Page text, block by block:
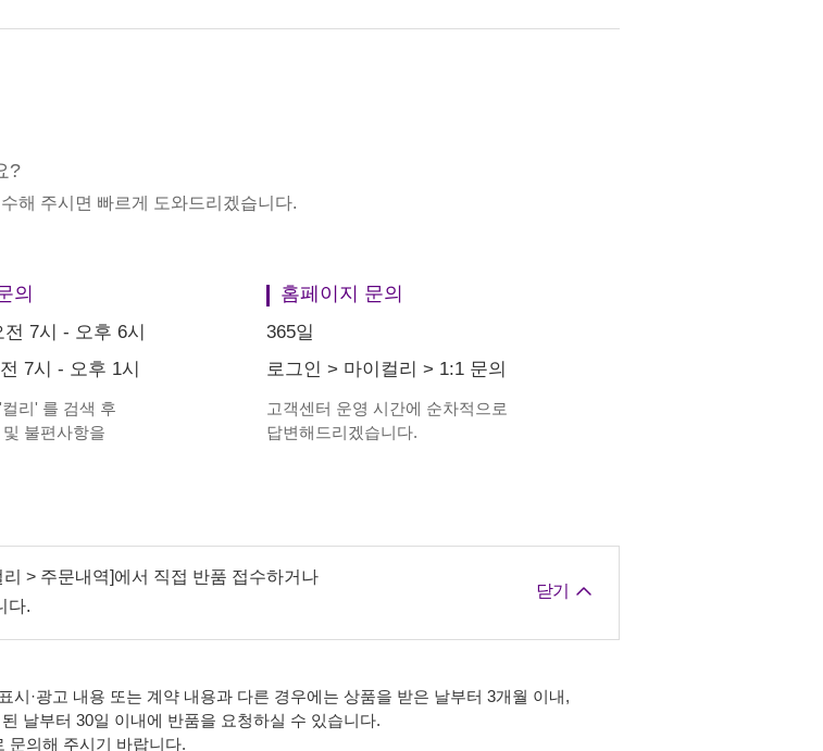
?
해 주시면 빠르게 도와드리겠습니다.
의
7시 - 오후 6시
7시 - 오후 1시
'컬리' 를 검색 후
불편사항을
홈페이지 문의
365일
로그인 > 마이컬리 > 1:1 문의
고객센터 운영 시간에 순차적으로
답변해드리겠습니다.
> 주문내역]에서 직접 반품 접수하거나
다.
닫기
시·광고 내용 또는 계약 내용과 다른 경우에는 상품을 받은 날부터 3개월 이내,
날부터 30일 이내에 반품을 요청하실 수 있습니다.
문의해 주시기 바랍니다.